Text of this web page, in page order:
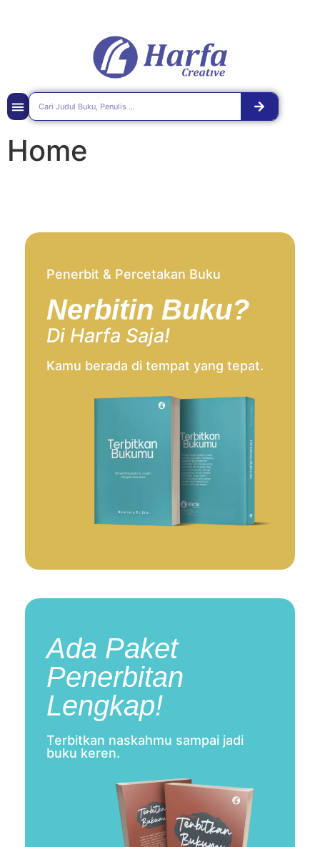
Home
Penerbit & Percetakan Buku
Nerbitin Buku?
Di Harfa Saja!
Kamu berada di tempat yang tepat.
Ada Paket
Penerbitan
Lengkap!
Terbitkan naskahmu sampai jadi
buku keren.